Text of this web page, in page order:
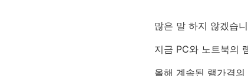
많은 말 하지 않겠습
지금 PC와 노트북의
올해 계속된 램가격의